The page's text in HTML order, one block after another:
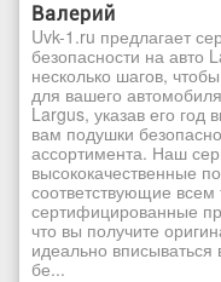
Валерий
Uvk-1.ru предлагает
безопасности на авто
несколько шагов,
для вашего
Largus, указав его год
вам подушки
ассортимента. Наш
высококачественные
соответствующие
сертифицированные
что вы получите
идеально
бе...